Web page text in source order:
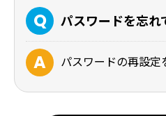
パスワードを忘れ
パスワードの再設定